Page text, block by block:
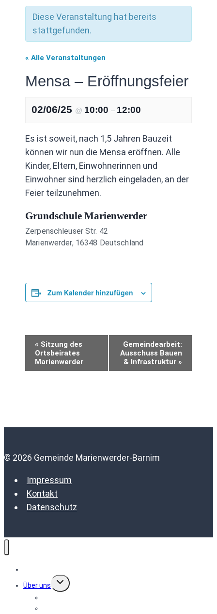
Diese Veranstaltung hat bereits
stattgefunden.
« Alle Veranstaltungen
Mensa – Eröffnungsfeier
02/06/25 @ 10:00 – 12:00
Es ist soweit, nach 1,5 Jahren Bauzeit
können wir nun die Mensa eröffnen. Alle
Kinder, Eltern, Einwohnerinnen und
Einwohner sind herzlich eingeladen, an der
Feier teilzunehmen.
Grundschule Marienwerder
Zerpenschleuser Str. 42
Marienwerder, 16348 Deutschland
Zum Kalender hinzufügen
Veranstaltung-
Navigation
« Sitzung des
Ortsbeirates
Marienwerder
Gemeindearbeit:
Ausschuss Bauen
& Infrastruktur »
© 2026 Gemeinde Marienwerder-Barnim
Impressum
Kontakt
Datenschutz
Über uns Untermenü
umschalten